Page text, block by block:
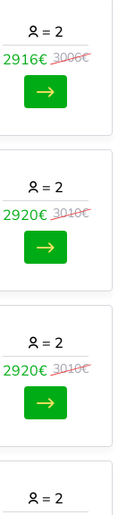
2916€ 3006€
= 2
2920€ 3010€
= 2
2920€ 3010€
= 2
= 2